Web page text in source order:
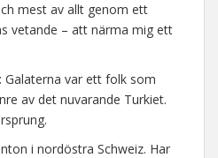
mest av allt genom ett
vetande – att närma mig ett
Galaterna var ett folk som
av det nuvarande Turkiet.
i nordöstra Schweiz. Har